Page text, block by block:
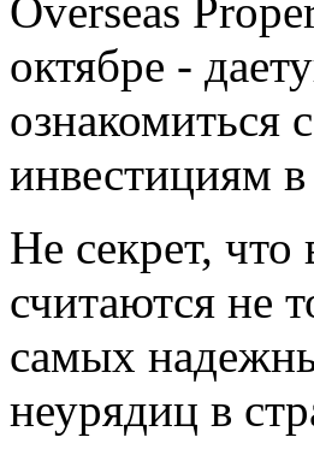
Overseas
октябре -
инвестициям
Не секрет,
считаются не
самых
неурядиц в